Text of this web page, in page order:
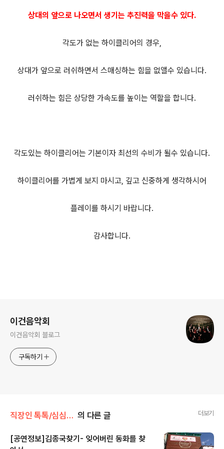
상대의 앞으로 나오면서 생기는 추진력을 막을수 있다.
각도가 없는 하이클리어의 경우,
상대가 앞으로 러쉬하면서 스매싱하는 힘을 없앨수 있습니다.
러쉬하는 힘은 상당한 가속도를 높이는 역할을 합니다.
각도있는 하이클리어는 기본이자 최선의 수비가 될수 있습니다.
하이클리어를 가볍게 보지 마시고, 깊고 신중하게 생각하시어
플레이를 하시기 바랍니다.
감사합니다.
이건음악회
이건음악회 블로그
구독하기
직장인 톡톡/심심타파! 의 다른 글 더보기
[공연정보]김종국찾기- 잊어버린 동화를 찾